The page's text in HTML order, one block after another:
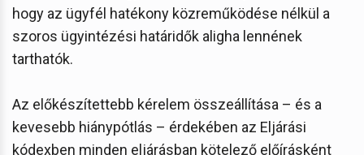
hogy az ügyfél hatékony közreműködése nélkül a
szoros ügyintézési határidők aligha lennének
tarthatók.
Az előkészítettebb kérelem összeállítása – és a
kevesebb hiánypótlás – érdekében az Eljárási
kódexben minden eljárásban kötelező előírásként